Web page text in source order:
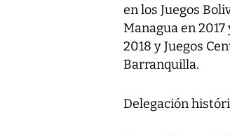
en los Juegos
Managua en
2018 y Juegos
Barranquilla.
Delegación